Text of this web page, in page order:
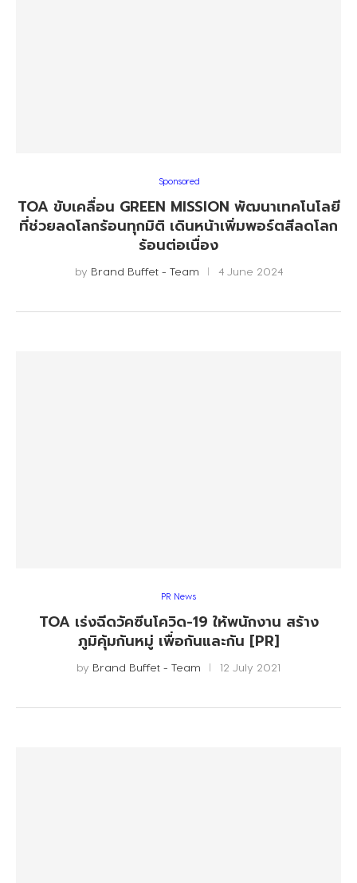
Sponsored
TOA ขับเคลื่อน GREEN MISSION พัฒนาเทคโนโลยี
ที่ช่วยลดโลกร้อนทุกมิติ เดินหน้าเพิ่มพอร์ตสีลดโลก
ร้อนต่อเนื่อง
by Brand Buffet - Team 4 June 2024
PR News
TOA เร่งฉีดวัคซีนโควิด-19 ให้พนักงาน สร้าง
ภูมิคุ้มกันหมู่ เพื่อกันและกัน [PR]
by Brand Buffet - Team 12 July 2021